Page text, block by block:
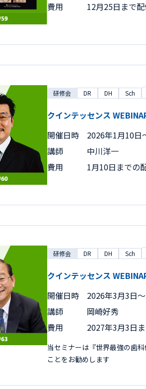
費用
12月25日まで
研修会 DR DH Sch
クインテッセンス
開催日時
2026年1月10
講師
中川洋一
費用
1月10日まで
研修会 DR DH Sch
クインテッセンス
開催日時
2026年3月3日
講師
岡崎好秀
費用
2027年3月3日
当セミナーは『世界最強の歯
ことをお勧めします